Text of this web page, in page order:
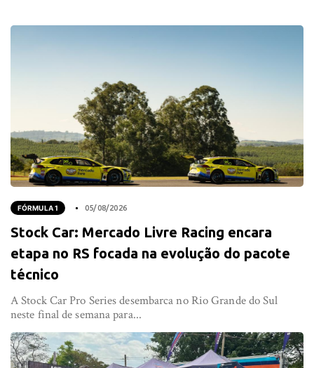
FÓRMULA 1 05/08/2026
Stock Car: Mercado Livre Racing encara
etapa no RS focada na evolução do pacote
técnico
A Stock Car Pro Series desembarca no Rio Grande do Sul
neste final de semana para...